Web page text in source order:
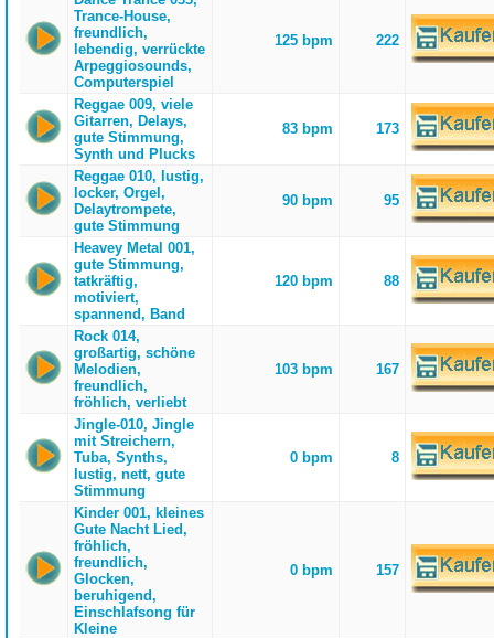
Trance-House,
freundlich,
lebendig, verrückte
Arpeggiosounds,
Computerspiel
125 bpm 222
Reggae 009, viele
Gitarren, Delays,
gute Stimmung,
Synth und Plucks
83 bpm 173
Reggae 010, lustig,
locker, Orgel,
Delaytrompete,
gute Stimmung
90 bpm 95
Heavey Metal 001,
gute Stimmung,
tatkräftig,
motiviert,
spannend, Band
120 bpm 88
Rock 014,
großartig, schöne
Melodien,
freundlich,
fröhlich, verliebt
103 bpm 167
Jingle-010, Jingle
mit Streichern,
Tuba, Synths,
lustig, nett, gute
Stimmung
0 bpm 8
Kinder 001, kleines
Gute Nacht Lied,
fröhlich,
freundlich,
Glocken,
beruhigend,
Einschlafsong für
Kleine
0 bpm 157